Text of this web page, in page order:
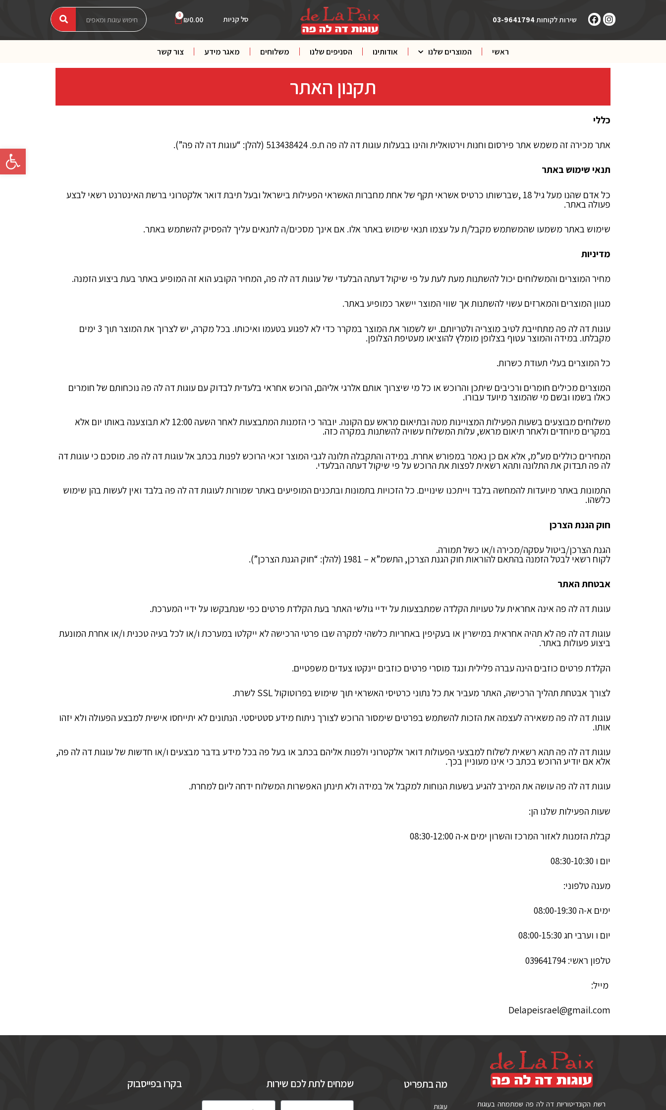
פתח
I
n
t
r
F
a
e
o
שירות לקוחות03-9641794 סל קניות ₪0.00
0 חיפוש חיפוש
ראשי המוצרים שלנו אודותינו הסניפים שלנו משלוחים מאגר מידע צור קשר
תקנון האתר
כללי
אתר מכירה זה משמש אתר פירסום וחנות וירטואלית והינו בבעלות עוגות דה לה פה ח.פ. 513438424 (להלן: “עוגות דה לה פה”).
תנאי שימוש באתר
כל אדם שהנו מעל גיל 18 ,שברשותו כרטיס אשראי תקף של אחת מחברות האשראי הפעילות בישראל ובעל תיבת דואר אלקטרוני ברשת האינטרנט רשאי לבצע
פעולה באתר.
שימוש באתר משמעו שהמשתמש מקבל/ת על עצמו תנאי שימוש באתר אלו. אם אינך מסכים/ה לתנאים עליך להפסיק להשתמש באתר.
מדיניות
מחיר המוצרים והמשלוחים יכול להשתנות מעת לעת על פי שיקול דעתה הבלעדי של עוגות דה לה פה, המחיר הקובע הוא זה המופיע באתר בעת ביצוע הזמנה.
מגוון המוצרים והמארזים עשוי להשתנות אך שווי המוצר יישאר כמופיע באתר.
עוגות דה לה פה מתחייבת לטיב מוצריה ולטריותם. יש לשמור את המוצר במקרר כדי לא לפגוע בטעמו ואיכותו. בכל מקרה, יש לצרוך את המוצר תוך 3 ימים
מקבלתו. במידה והמוצר עטוף בצלופן מומלץ להוציאו מעטיפת הצלופן.
כל המוצרים בעלי תעודת כשרות.
המוצרים מכילים חומרים ורכיבים שיתכן והרוכש או כל מי שיצרוך אותם אלרגי אליהם, הרוכש אחראי בלעדית לבדוק עם עוגות דה לה פה נוכחותם של חומרים
כאלו בשמו ובשם מי שהמוצר מיועד עבורו.
משלוחים מבוצעים בשעות הפעילות המצויינות מטה ובתיאום מראש עם הקונה. יובהר כי הזמנות המתבצעות לאחר השעה 12:00 לא תבוצענה באותו יום אלא
במקרים מיוחדים ולאחר תיאום מראש, עלות המשלוח עשויה להשתנות במקרה כזה.
המחירים כוללים מע”מ, אלא אם כן נאמר במפורש אחרת. במידה והתקבלה תלונה לגבי המוצר זכאי הרוכש לפנות בכתב אל עוגות דה לה פה. מוסכם כי עוגות דה
לה פה תבדוק את התלונה ותהא רשאית לפצות את הרוכש על פי שיקול דעתה הבלעדי.
התמונות באתר מיועדות להמחשה בלבד וייתכנו שינויים. כל הזכויות בתמונות ובתכנים המופיעים באתר שמורות לעוגות דה לה פה בלבד ואין לעשות בהן שימוש
כלשהו.
חוק הגנת הצרכן
הגנת הצרכן/ביטול עסקה/מכירה ו/או כשל תמורה.
לקוח רשאי לבטל הזמנה בהתאם להוראות חוק הגנת הצרכן, התשמ”א – 1981 (להלן: “חוק הגנת הצרכן”).
אבטחת האתר
עוגות דה לה פה אינה אחראית על טעויות הקלדה שמתבצעות על ידיי גולשי האתר בעת הקלדת פרטים כפי שנתבקשו על ידיי המערכת.
עוגות דה לה פה לא תהיה אחראית במישרין או בעקיפין באחריות כלשהי למקרה שבו פרטי הרכישה לא ייקלטו במערכת ו/או לכל בעיה טכנית ו/או אחרת המונעת
ביצוע פעולות באתר.
הקלדת פרטים כוזבים הינה עברה פלילית ונגד מוסרי פרטים כוזבים יינקטו צעדים משפטיים.
לצורך אבטחת תהליך הרכישה, האתר מעביר את כל נתוני כרטיסי האשראי תוך שימוש בפרוטוקול SSL לשרת.
עוגות דה לה פה משאירה לעצמה את הזכות להשתמש בפרטים שימסור הרוכש לצורך ניתוח מידע סטטיסטי. הנתונים לא יתייחסו אישית למבצע הפעולה ולא יזהו
אותו.
עוגות דה לה פה תהא רשאית לשלוח למבצעי הפעולות דואר אלקטרוני ולפנות אליהם בכתב או בעל פה בכל מידע בדבר מבצעים ו/או חדשות של עוגות דה לה פה,
אלא אם יודיע הרוכש בכתב כי אינו מעוניין בכך.
עוגות דה לה פה עושה את המירב להגיע בשעות הנוחות למקבל אל במידה ולא תינתן האפשרות המשלוח ידחה ליום למחרת.
שעות הפעילות שלנו הן:
קבלת הזמנות לאזור המרכז והשרון ימים א-ה 08:30-12:00
יום ו 08:30-10:30
מענה טלפוני:
ימים א-ה 08:00-19:30
יום ו וערבי חג 08:00-15:30
טלפון ראשי: 039641794
מייל:
Delapeisrael@gmail.com
רשת הקונדיטוריות דה לה פה שמתמחה בעוגות
מה בתפריט
עוגות
שמחים לתת לכם שירות בקרו בפייסבוק